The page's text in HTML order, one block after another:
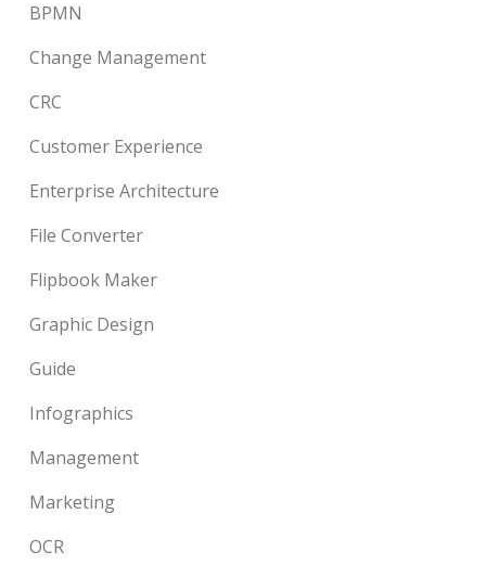
BPMN
Change Management
CRC
Customer Experience
Enterprise Architecture
File Converter
Flipbook Maker
Graphic Design
Guide
Infographics
Management
Marketing
OCR